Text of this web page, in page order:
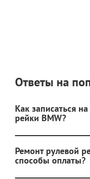
Ответы на
Как записаться
рейки BMW?
Ремонт рулевой
способы оплаты?